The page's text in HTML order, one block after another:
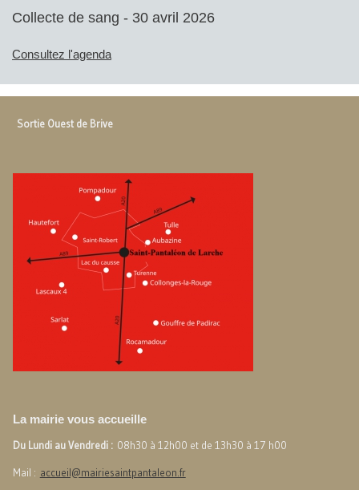
Collecte de sang - 30 avril 2026
Consultez l'agenda
Sortie Ouest de Brive
La mairie vous accueille
Du Lundi au Vendredi : 08h30 à 12h00 et de 13h30 à 17 h00
Mail : accueil@mairiesaintpantaleon.fr